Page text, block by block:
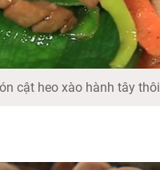
cật heo xào hành tây thôi